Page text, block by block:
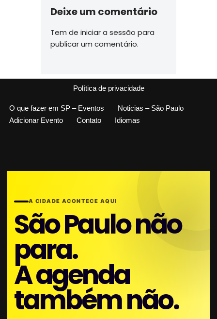
Deixe um comentário
Tem de iniciar a sessão para
publicar um comentário.
Política de privacidade
O que fazer em SP – Eventos
Noticias – São Paulo
Adicionar Evento
Contato Idiomas
A CIDADE ACONTECE AQUI
São Paulo não
para.
A agenda
também não.